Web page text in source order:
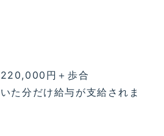
円＋歩合
た分だけ給与が支給されま